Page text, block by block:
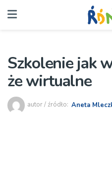
Szkolenie jak
że wirtualne
autor / źródło: Aneta